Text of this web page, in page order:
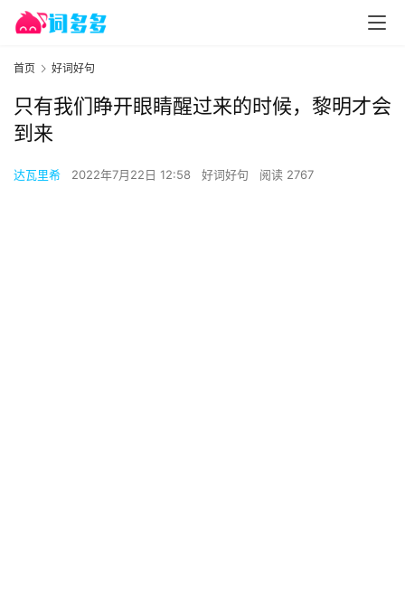
首页 好词好句
只有我们睁开眼睛醒过来的时候，黎明才会
到来
达瓦里希 2022年7月22日 12:58 好词好句 阅读 2767